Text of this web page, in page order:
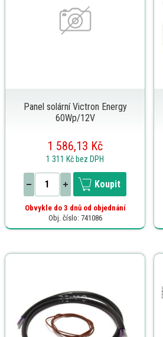
Panel solární Victron Energy
60Wp/12V
1 586,13 Kč
1 311 Kč bez DPH
Koupit
Obvykle do 3 dnů od objednání
Obj. číslo: 741086